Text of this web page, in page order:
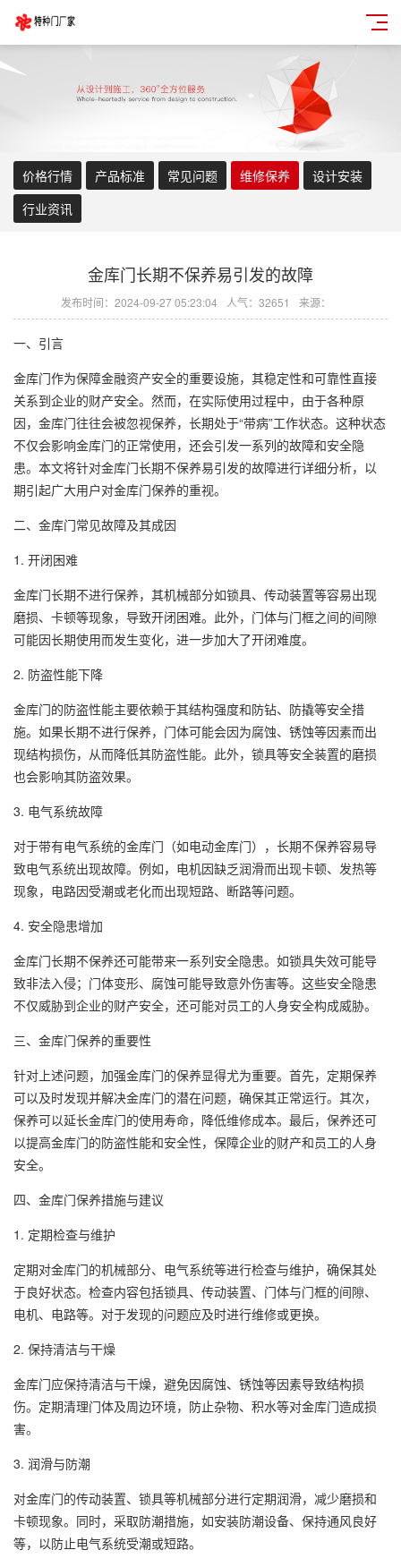
价格行情 产品标准 常见问题 维修保养
设计安装
行业资讯
金库门长期不保养易引发的故障
发布时间：2024-09-27 05:23:04 人气：32651 来源：
一、引言
金库门作为保障金融资产安全的重要设施，其稳定性和可靠性直接
关系到企业的财产安全。然而，在实际使用过程中，由于各种原
因，金库门往往会被忽视保养，长期处于“带病”工作状态。这种状态
不仅会影响金库门的正常使用，还会引发一系列的故障和安全隐
患。本文将针对金库门长期不保养易引发的故障进行详细分析，以
期引起广大用户对金库门保养的重视。
二、金库门常见故障及其成因
1. 开闭困难
金库门长期不进行保养，其机械部分如锁具、传动装置等容易出现
磨损、卡顿等现象，导致开闭困难。此外，门体与门框之间的间隙
可能因长期使用而发生变化，进一步加大了开闭难度。
2. 防盗性能下降
金库门的防盗性能主要依赖于其结构强度和防钻、防撬等安全措
施。如果长期不进行保养，门体可能会因为腐蚀、锈蚀等因素而出
现结构损伤，从而降低其防盗性能。此外，锁具等安全装置的磨损
也会影响其防盗效果。
3. 电气系统故障
对于带有电气系统的金库门（如电动金库门），长期不保养容易导
致电气系统出现故障。例如，电机因缺乏润滑而出现卡顿、发热等
现象，电路因受潮或老化而出现短路、断路等问题。
4. 安全隐患增加
金库门长期不保养还可能带来一系列安全隐患。如锁具失效可能导
致非法入侵；门体变形、腐蚀可能导致意外伤害等。这些安全隐患
不仅威胁到企业的财产安全，还可能对员工的人身安全构成威胁。
三、金库门保养的重要性
针对上述问题，加强金库门的保养显得尤为重要。首先，定期保养
可以及时发现并解决金库门的潜在问题，确保其正常运行。其次，
保养可以延长金库门的使用寿命，降低维修成本。最后，保养还可
以提高金库门的防盗性能和安全性，保障企业的财产和员工的人身
安全。
四、金库门保养措施与建议
1. 定期检查与维护
定期对金库门的机械部分、电气系统等进行检查与维护，确保其处
于良好状态。检查内容包括锁具、传动装置、门体与门框的间隙、
电机、电路等。对于发现的问题应及时进行维修或更换。
2. 保持清洁与干燥
金库门应保持清洁与干燥，避免因腐蚀、锈蚀等因素导致结构损
伤。定期清理门体及周边环境，防止杂物、积水等对金库门造成损
害。
3. 润滑与防潮
对金库门的传动装置、锁具等机械部分进行定期润滑，减少磨损和
卡顿现象。同时，采取防潮措施，如安装防潮设备、保持通风良好
等，以防止电气系统受潮或短路。